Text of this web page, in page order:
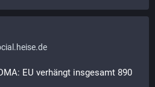
EU verhängt insgesamt 890